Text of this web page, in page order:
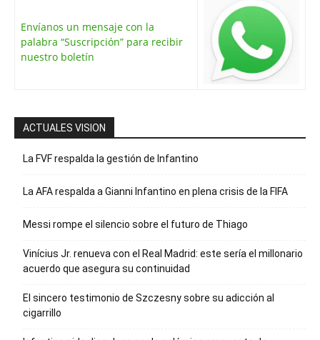
Envíanos un mensaje con la
palabra “Suscripción” para recibir
nuestro boletín
ACTUALES VISION
La FVF respalda la gestión de Infantino
La AFA respalda a Gianni Infantino en plena crisis de la FIFA
Messi rompe el silencio sobre el futuro de Thiago
Vinícius Jr. renueva con el Real Madrid: este sería el millonario
acuerdo que asegura su continuidad
El sincero testimonio de Szczesny sobre su adicción al
cigarrillo